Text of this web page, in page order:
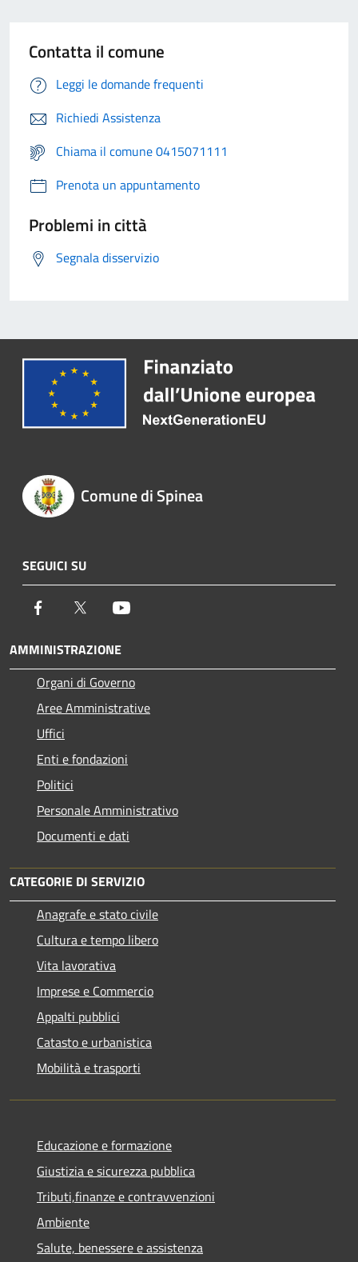
Contatta il comune
Leggi le domande frequenti
Richiedi Assistenza
Chiama il comune 0415071111
Prenota un appuntamento
Problemi in città
Segnala disservizio
Comune di Spinea
SEGUICI SU
Facebook Twitter
AMMINISTRAZIONE
Organi di Governo
Aree Amministrative
Uffici
Enti e fondazioni
Politici
Personale Amministrativo
Documenti e dati
CATEGORIE DI SERVIZIO
Anagrafe e stato civile
Cultura e tempo libero
Vita lavorativa
Imprese e Commercio
Appalti pubblici
Catasto e urbanistica
Mobilità e trasporti
Educazione e formazione
Giustizia e sicurezza pubblica
Tributi,finanze e contravvenzioni
Ambiente
Salute, benessere e assistenza